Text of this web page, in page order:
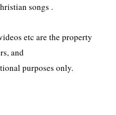
songs .
etc are the property
and
purposes only.